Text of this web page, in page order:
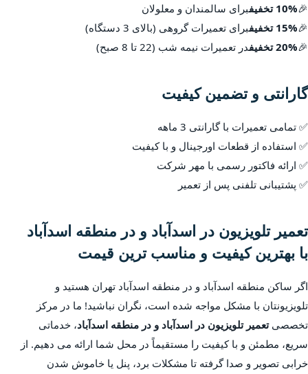
🎉10% تخفیف
برای سالمندان و معلولان
🎉15% تخفیف
برای تعمیرات گروهی (بالای 3 دستگاه)
🎉20% تخفیف در تعمیرات نیمه شب (22 تا 8 صبح)
گارانتی و تضمین کیفیت
✅ تمامی تعمیرات با گارانتی 3 ماهه
✅ استفاده از قطعات اورجینال و با کیفیت
✅ ارائه فاکتور رسمی با مهر شرکت
✅ پشتیبانی تلفنی پس از تعمیر
تعمیر تلویزیون در اسدآباد و در منطقه اسدآباد
با بهترین کیفیت و مناسب ترین قیمت
اگر ساکن منطقه اسدآباد و در منطقه اسدآباد تهران هستید و
تلویزیونتان با مشکل مواجه شده است، نگران نباشید! ما در مرکز
تخصصیتعمیر تلویزیون در اسدآباد و در منطقه اسدآباد، خدماتی
سریع، مطمئن و با کیفیت را مستقیماً در محل شما ارائه می دهیم. از
خرابی تصویر و صدا گرفته تا مشکلات برد، پنل یا خاموش شدن